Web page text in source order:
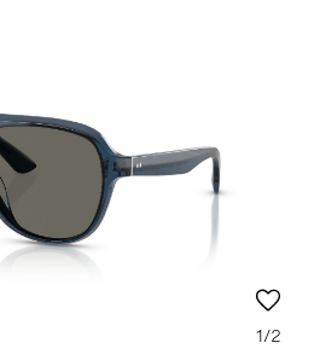
1/2